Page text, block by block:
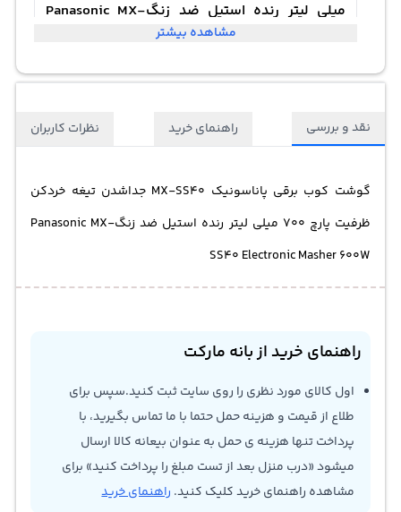
میلی لیتر رنده استیل ضد زنگPanasonic MX-
مشاهده بیشتر
نقد و بررسی راهنمای خرید نظرات کاربران
گوشت کوب برقی پاناسونیک MX-SS40 جداشدن تیغه خردکن
ظرفیت پارچ 700 میلی لیتر رنده استیل ضد زنگPanasonic MX-
SS40 Electronic Masher 600W
راهنمای خرید از بانه مارکت
اول کالای مورد نظری را روی سایت ثبت کنید.سپس برای
طلاع از قیمت و هزینه حمل حتما با ما تماس بگیرید، با
پرداخت تنها هزینه ی حمل به عنوان بیعانه کالا ارسال
میشود «درب منزل بعد از تست مبلغ را پرداخت کنید» برای
مشاهده راهنمای خرید کلیک کنید. راهنمای خرید